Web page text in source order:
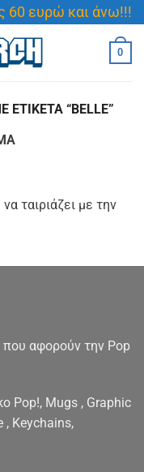
60 ευρώ και άνω!!!
0
“BELLE”
ταιριάζει με την
που αφορούν την Pop
Pop!, Mugs , Graphic
, Keychains,